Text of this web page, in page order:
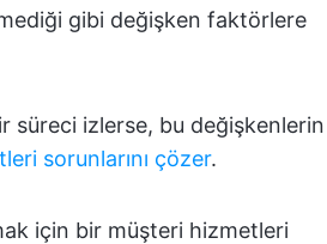
gibi değişken faktörlere
süreci izlerse, bu değişkenlerin
sorunlarını çözer.
için bir müşteri hizmetleri